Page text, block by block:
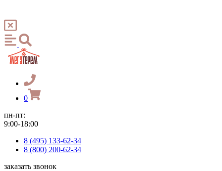
0
пн-пт:
9:00-18:00
8 (495) 133-62-34
8 (800) 200-62-34
заказать звонок